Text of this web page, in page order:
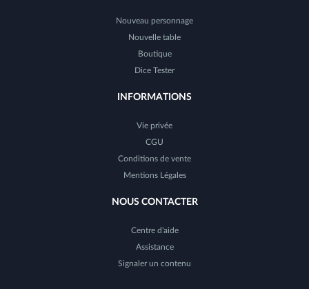
Nouveau personnage
Nouvelle table
Boutique
Dice Tester
INFORMATIONS
Vie privée
CGU
Conditions de vente
Mentions Légales
NOUS CONTACTER
Centre d'aide
Assistance
Signaler un contenu